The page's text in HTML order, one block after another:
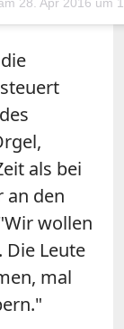
als bei
an den
wollen
Die Leute
mal